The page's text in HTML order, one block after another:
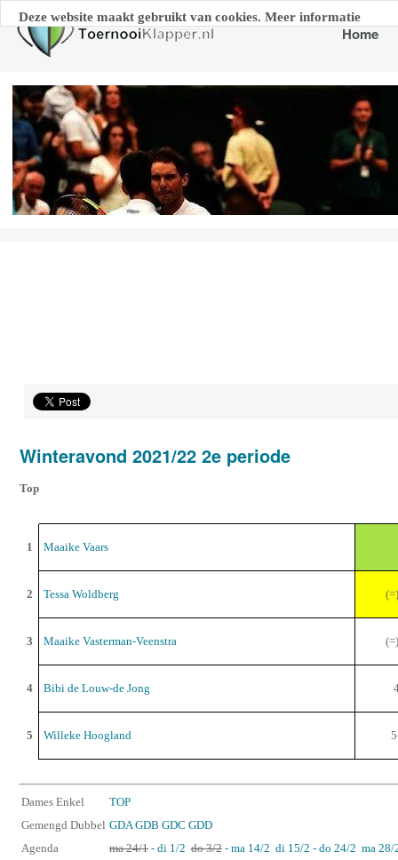
Winteravond 2021/22 2e periode
Top
1 Maaike Vaars
2 Tessa Woldberg
3 Maaike Vasterman-Veenstra
4 Bibi de Louw-de Jong
5 Willeke Hoogland
Dames Enkel
TOP
Gemengd Dubbel GDA GDB GDC GDD
Agenda
ma 24/1 - di 1/2 do 3/2 - ma 14/2 di 15/2 - do 24/2 ma 28/
Home
Deze website maakt gebruikt van cookies. Meer informatie